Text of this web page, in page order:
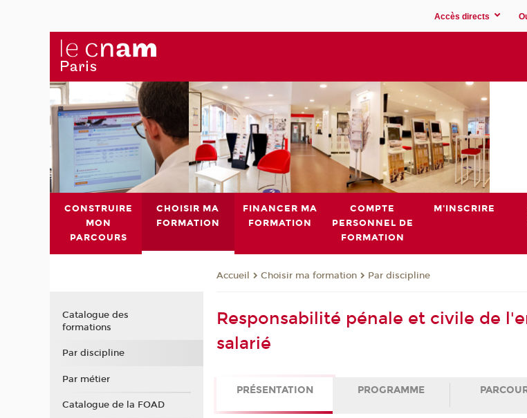
Accès directs
CONSTRUIRE
MON
PARCOURS
CHOISIR MA
FORMATION
FINANCER MA
FORMATION
COMPTE
PERSONNEL DE
FORMATION
M'INSCRIRE
Accueil Choisir ma formation Par discipline
Responsabilité pénale et civile de
salarié
PRÉSENTATION PROGRAMME
Catalogue des
formations
Par discipline
Par métier
Catalogue de la FOAD